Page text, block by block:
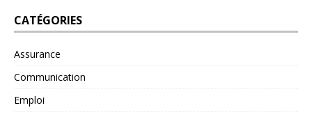
CATÉGORIES
Assurance
Communication
Emploi